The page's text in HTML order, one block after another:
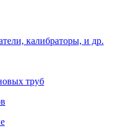
калибраторы, и др.
труб